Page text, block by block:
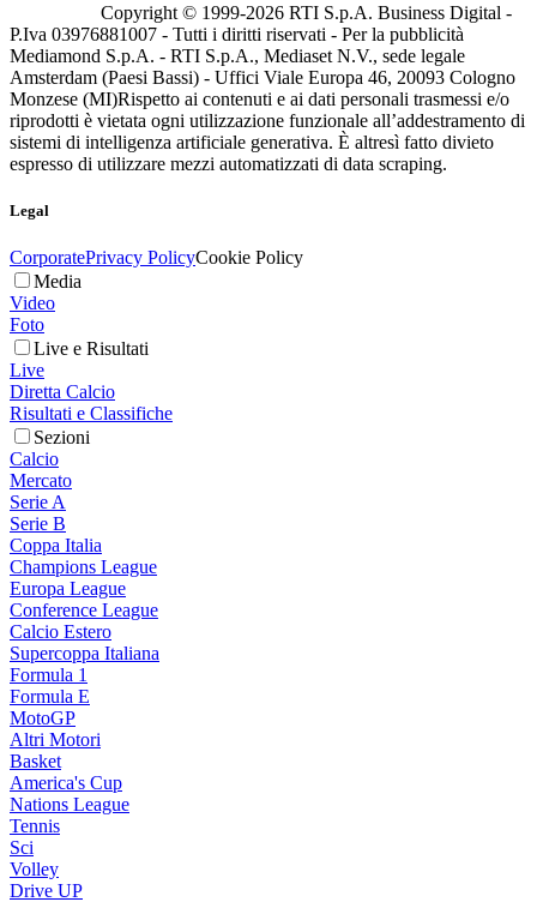
Copyright © 1999-2026 RTI S.p.A. Business Digital -
P.Iva 03976881007 - Tutti i diritti riservati - Per la pubblicità
Mediamond S.p.A. - RTI S.p.A., Mediaset N.V., sede legale
Amsterdam (Paesi Bassi) - Uffici Viale Europa 46, 20093 Cologno
Monzese (MI)Rispetto ai contenuti e ai dati personali trasmessi e/o
riprodotti è vietata ogni utilizzazione funzionale all’addestramento di
sistemi di intelligenza artificiale generativa. È altresì fatto divieto
espresso di utilizzare mezzi automatizzati di data scraping.
Legal
CorporatePrivacy PolicyCookie Policy
Media
Video
Foto
Live e Risultati
Live
Diretta Calcio
Risultati e Classifiche
Sezioni
Calcio
Mercato
Serie A
Serie B
Coppa Italia
Champions League
Europa League
Conference League
Calcio Estero
Supercoppa Italiana
Formula 1
Formula E
MotoGP
Altri Motori
Basket
America's Cup
Nations League
Tennis
Sci
Volley
Drive UP